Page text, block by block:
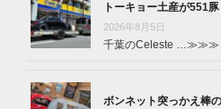
トーキョー土産が551
2026年8月5日
千葉のCeleste …≫≫≫
ボンネット突っかえ棒